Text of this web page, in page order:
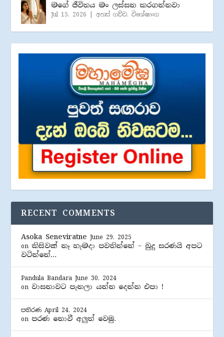
මගේ ජීවිතය මං ලස්සන කරගන්නවා
Jul 15, 2026 |අහස් ගව්ව,විශේෂාංග
RECENT COMMENTS
Asoka Seneviratne June 29, 2025
on කිසිවක් නෑ හැමදා පවතින්නේ – බුදු සරණයි අපට
වටින්නේ…
Pandula Bandara June 30, 2024
on වාසනාවට පැනලා යන්න දෙන්න එපා !
පතිරණ April 24, 2024
on පරණ නොවී අලුත් වෙමු.